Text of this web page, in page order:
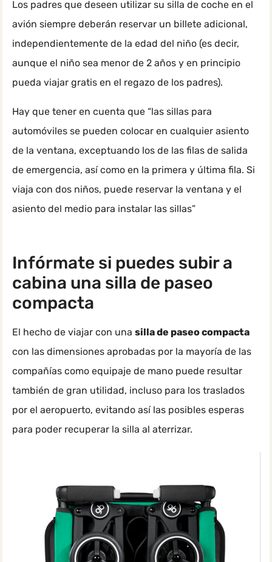
Los padres que deseen utilizar su silla de coche en el
avión siempre deberán reservar un billete adicional,
independientemente de la edad del niño (es decir,
aunque el niño sea menor de 2 años y en principio
pueda viajar gratis en el regazo de los padres).
Hay que tener en cuenta que “las sillas para
automóviles se pueden colocar en cualquier asiento
de la ventana, exceptuando los de las filas de salida
de emergencia, así como en la primera y última fila. Si
viaja con dos niños, puede reservar la ventana y el
asiento del medio para instalar las sillas”
Infórmate si puedes subir a
cabina una silla de paseo
compacta
El hecho de viajar con una silla de paseo compacta
con las dimensiones aprobadas por la mayoría de las
compañías como equipaje de mano puede resultar
también de gran utilidad, incluso para los traslados
por el aeropuerto, evitando así las posibles esperas
para poder recuperar la silla al aterrizar.